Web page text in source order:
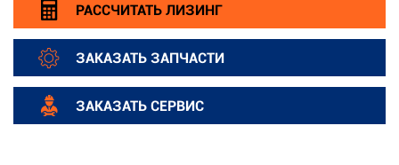
РАССЧИТАТЬ ЛИЗИНГ
ЗАКАЗАТЬ ЗАПЧАСТИ
ЗАКАЗАТЬ СЕРВИС